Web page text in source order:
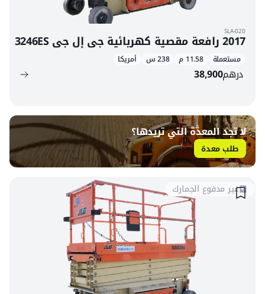
SLA-020
2017 رافعة مقصية كهربائية جي إل جي 3246ES
مستعملة 11.58 م 238 س أمريكا
درهم38,900
لا تجد المعدَّة التي تريدها؟
طلب معدة
غير مدفوع الجمارك